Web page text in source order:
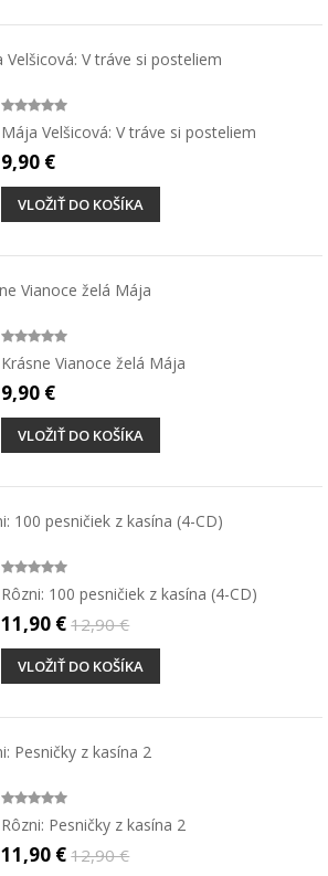
Mája Velšicová: V tráve si posteliem
9,90 €
VLOŽIŤ DO KOŠÍKA
Krásne Vianoce želá Mája
9,90 €
VLOŽIŤ DO KOŠÍKA
Rôzni: 100 pesničiek z kasína (4-CD)
11,90 €12,90 €
VLOŽIŤ DO KOŠÍKA
Rôzni: Pesničky z kasína 2
11,90 €12,90 €